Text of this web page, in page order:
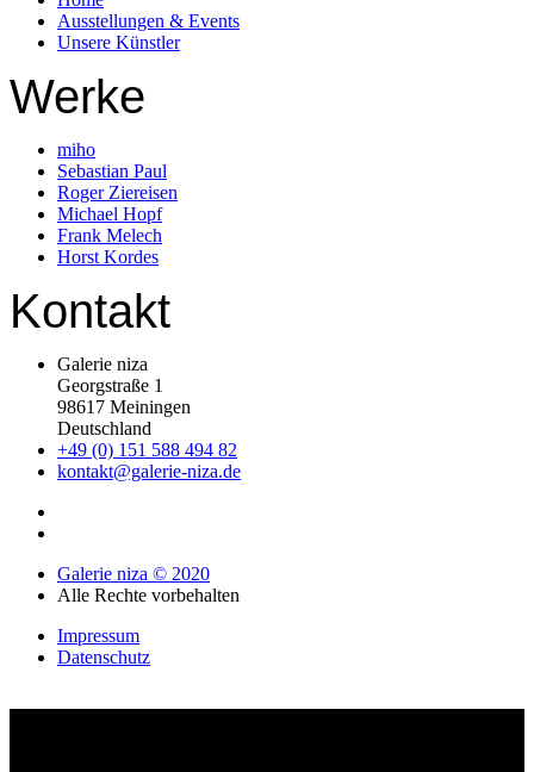
Ausstellungen & Events
Unsere Künstler
Werke
miho
Sebastian Paul
Roger Ziereisen
Michael Hopf
Frank Melech
Horst Kordes
Kontakt
Galerie niza
Georgstraße 1
98617 Meiningen
Deutschland
+49 (0) 151 588 494 82
kontakt@galerie-niza.de
Galerie niza © 2020
Alle Rechte vorbehalten
Impressum
Datenschutz